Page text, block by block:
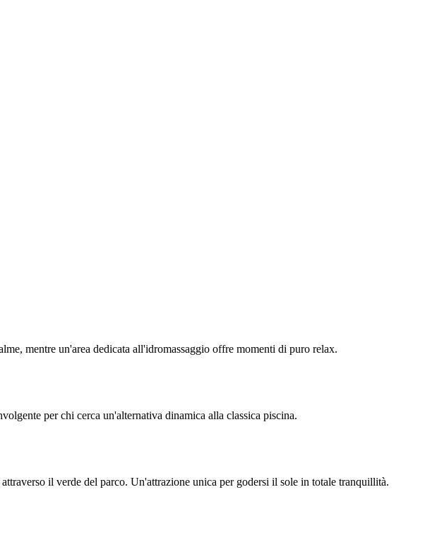
mentre un'area dedicata all'idromassaggio offre momenti di puro relax.
per chi cerca un'alternativa dinamica alla classica piscina.
il verde del parco. Un'attrazione unica per godersi il sole in totale tranquillità.